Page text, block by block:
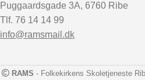
Puggaardsgade 3A, 6760 Ribe
Tlf. 76 14 14 99
info@ramsmail.dk
RAMS - Folkekirkens Skoletjeneste